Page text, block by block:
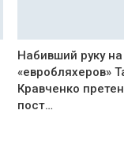
Набивший руку
«евробляхеров»
Кравченко
пост…